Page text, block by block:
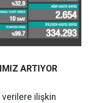
ARTIYOR
verilere ilişkin